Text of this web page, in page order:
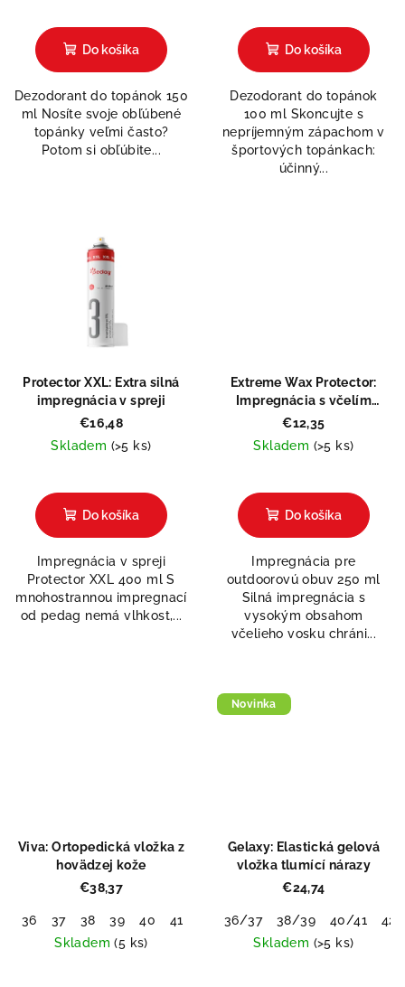
Do košíka
Dezodorant do topánok 150
ml Nosíte svoje obľúbené
topánky veľmi často?
Potom si obľúbite...
hodnotenie
produktu
z
5
hviezdičiek.
Do košíka
Dezodorant do topánok
100 ml Skoncujte s
nepríjemným zápachom v
športových topánkach:
účinný...
Protector XXL: Extra silná
impregnácia v spreji
€16,48
Skladem (>5 ks)
hodnotenie
produktu
z
5
hviezdičiek.
Do košíka
Impregnácia v spreji
Protector XXL 400 ml S
mnohostrannou impregnací
od pedag nemá vlhkost,...
Extreme Wax Protector:
Impregnácia s včelím
voskom
€12,35
Skladem (>5 ks)
Do košíka
Impregnácia pre
outdoorovú obuv 250 ml
Silná impregnácia s
vysokým obsahom
včelieho vosku chráni...
Viva: Ortopedická vložka z
hovädzej kože
€38,37
36 37 38 39 40 41 43 44 45 46 47
48
Skladem(5 ks)
Novinka
Gelaxy: Elastická gelová
vložka tlumící nárazy
€24,74
36/37 38/39 40/41
42/
Skladem (>5 ks)